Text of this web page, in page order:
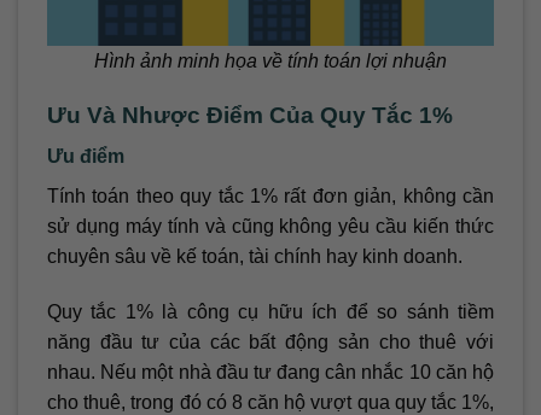
Hình ảnh minh họa về tính toán lợi nhuận
Ưu Và Nhược Điểm Của Quy Tắc 1%
Ưu điểm
Tính toán theo quy tắc 1% rất đơn giản, không cần
sử dụng máy tính và cũng không yêu cầu kiến thức
chuyên sâu về kế toán, tài chính hay kinh doanh.
Quy tắc 1% là công cụ hữu ích để so sánh tiềm
năng đầu tư của các bất động sản cho thuê với
nhau. Nếu một nhà đầu tư đang cân nhắc 10 căn hộ
cho thuê, trong đó có 8 căn hộ vượt qua quy tắc 1%,